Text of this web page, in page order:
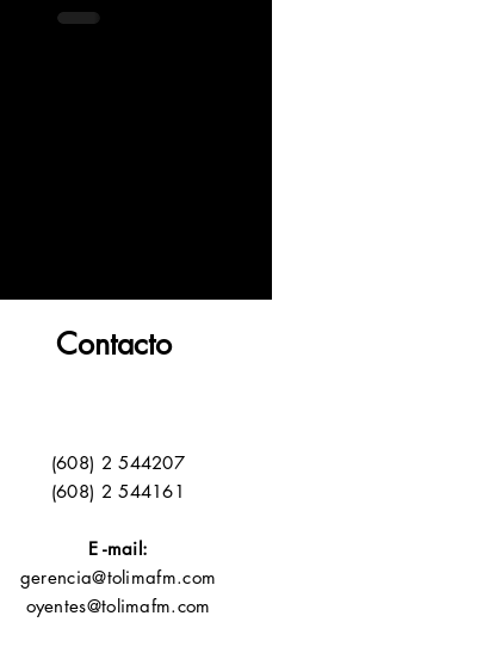
Contacto
(608) 2 544207
(608) 2 544161
E -mail:
gerencia@tolimafm.com
oyentes@tolimafm.com